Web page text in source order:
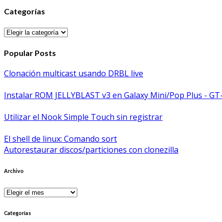
Categorías
Categorías
Popular Posts
Clonación multicast usando DRBL live
Instalar ROM JELLYBLAST v3 en Galaxy Mini/Pop Plus -
Utilizar el Nook Simple Touch sin registrar
El shell de linux: Comando sort
Autorestaurar discos/particiones con clonezilla
Archivo
Archivo
Categorías